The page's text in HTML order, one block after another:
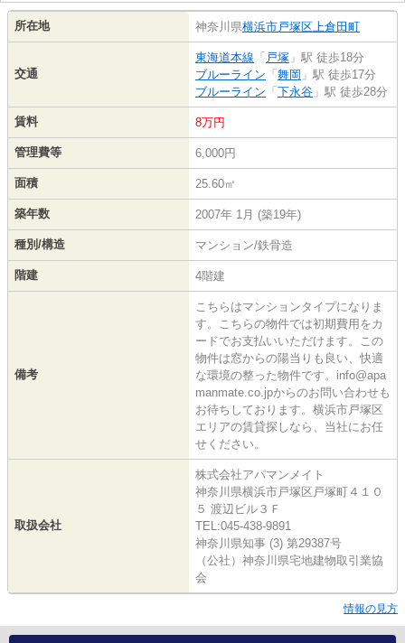
所在地 神奈川県横浜市戸塚区上倉田町
交通
東海道本線 「 戸塚 」駅 徒歩18分
ブルーライン 「 舞岡 」駅 徒歩17分
ブルーライン 「 下永谷 」駅 徒歩28分
賃料 8万円
管理費等 6,000円
面積 25.60㎡
築年数 2007年 1月 (築19年)
種別/構造 マンション/鉄骨造
階建 4階建
備考
こちらはマンションタイプになりま
す。こちらの物件では初期費用をカ
ードでお支払いいただけます。この
物件は窓からの陽当りも良い、快適
な環境の整った物件です。info@apa
manmate.co.jpからのお問い合わせも
お待ちしております。横浜市戸塚区
エリアの賃貸探しなら、当社にお任
せください。
取扱会社
株式会社アパマンメイト
神奈川県横浜市戸塚区戸塚町４１０
５ 渡辺ビル３Ｆ
TEL:045-438-9891
神奈川県知事 (3) 第29387号
（公社）神奈川県宅地建物取引業協
会
情報の見方